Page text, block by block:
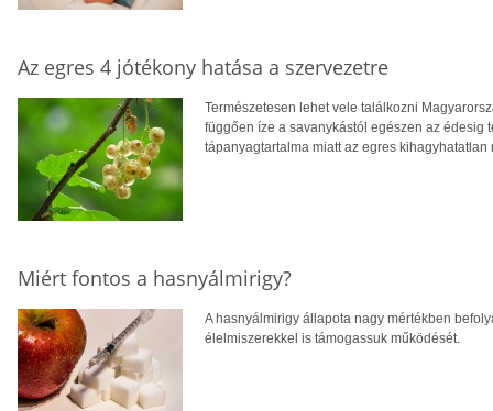
Az egres 4 jótékony hatása a szervezetre
Természetesen lehet vele találkozni
függően íze a savanykástól egészen az édesig
tápanyagtartalma miatt az egres kihagyhatatlan
Miért fontos a hasnyálmirigy?
A hasnyálmirigy állapota nagy mértékben
élelmiszerekkel is támogassuk működését.